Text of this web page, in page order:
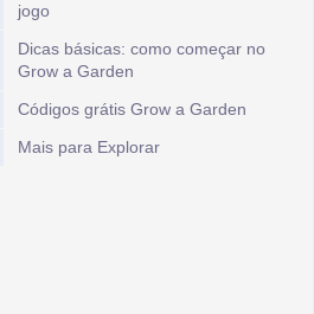
jogo
Dicas básicas: como começar no
Grow a Garden
Códigos grátis Grow a Garden
Mais para Explorar